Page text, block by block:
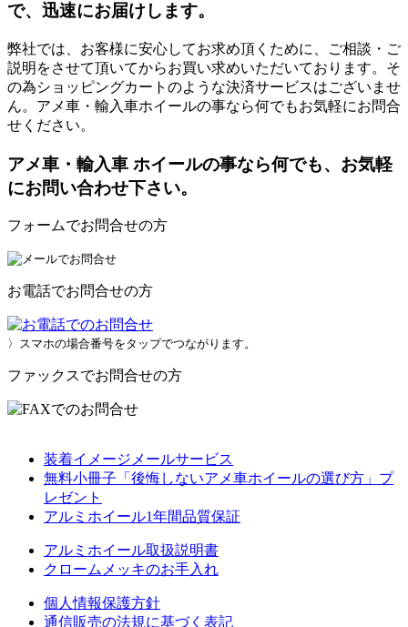
で、迅速にお届けします。
弊社では、お客様に安心してお求め頂くために、ご相談・ご
説明をさせて頂いてからお買い求めいただいております。そ
の為ショッピングカートのような決済サービスはございませ
ん。アメ車・輸入車ホイールの事なら何でもお気軽にお問合
せください。
アメ車・輸入車 ホイールの事なら何でも、お気軽
にお問い合わせ下さい。
フォームでお問合せの方
お電話でお問合せの方
〉スマホの場合番号をタップでつながります。
ファックスでお問合せの方
装着イメージメールサービス
無料小冊子「後悔しないアメ車ホイールの選び方」プ
レゼント
アルミホイール1年間品質保証
アルミホイール取扱説明書
クロームメッキのお手入れ
個人情報保護方針
通信販売の法規に基づく表記